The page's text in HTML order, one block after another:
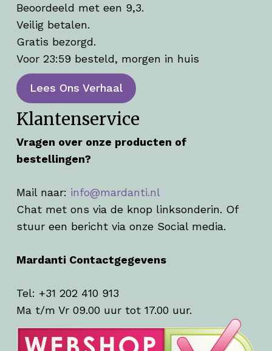
Beoordeeld met een 9,3.
Veilig betalen.
Gratis bezorgd.
Voor 23:59 besteld, morgen in huis
Lees Ons Verhaal
Klantenservice
Vragen over onze producten of
bestellingen?
Mail naar: info@mardanti.nl
Chat met ons via de knop linksonderin. Of
stuur een bericht via onze Social media.
Mardanti Contactgegevens
Tel: +31 202 410 913
Ma t/m Vr 09.00 uur tot 17.00 uur.